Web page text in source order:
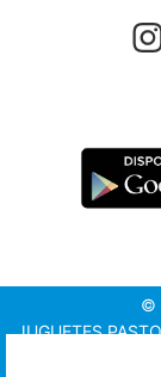
©
JUGUETES